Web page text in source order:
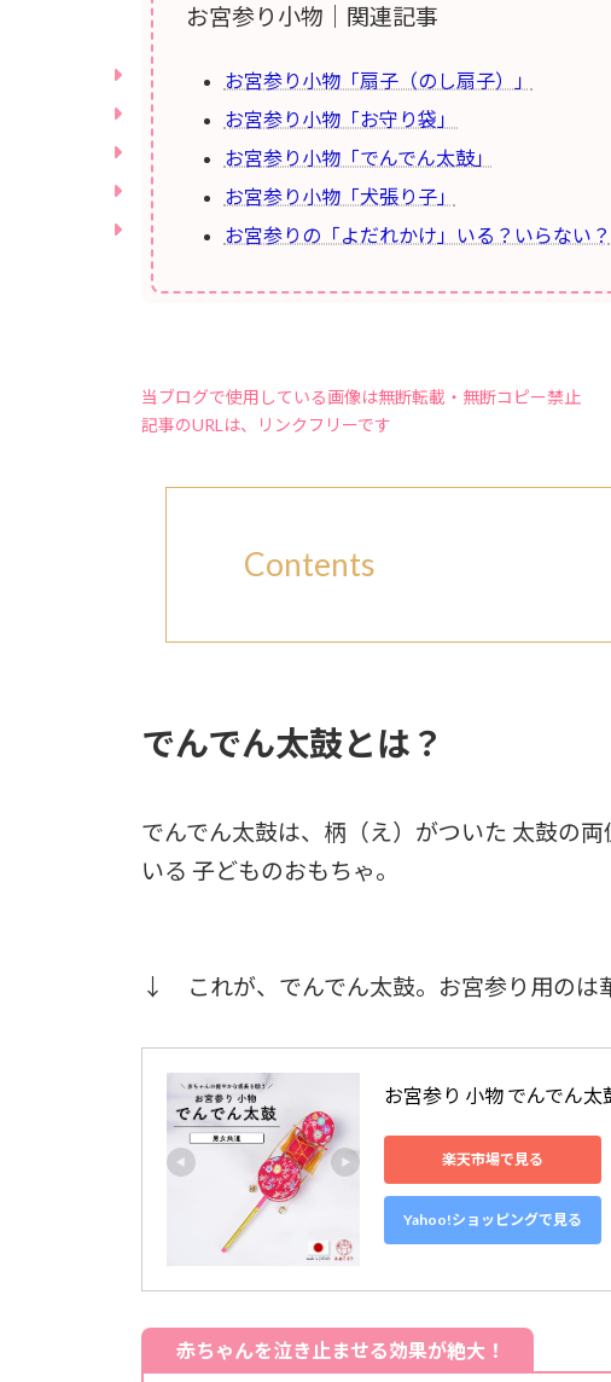
お宮参り小物｜関連記事
お宮参り小物「扇子（のし扇子）」
お宮参り小物「お守り袋」
お宮参り小物「でんでん太鼓」
お宮参り小物「犬張り子」
お宮参りの「よだれかけ」いる？いらない？
当ブログで使用している画像は無断転載・無断コピー禁止
記事のURLは、リンクフリーです
Contents
でんでん太鼓とは？
でんでん太鼓は、柄（え）がついた 太鼓の
いる 子どものおもちゃ。
↓ これが、でんでん太鼓。お宮参り用のは
お宮参り 小物 でんでん太
楽天市場で見る
Yahoo!ショッピングで見る
赤ちゃんを泣き止ませる効果が絶大！